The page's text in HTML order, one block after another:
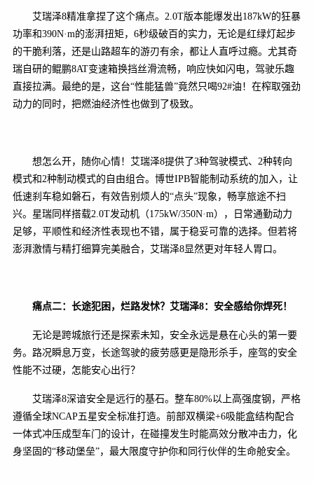
艾瑞泽8精准拿捏了这个痛点。2.0T版本能爆发出187kW的狂暴
功率和390N·m的澎湃扭矩，6秒级破百的实力，无论是红绿灯起步
的干脆利落，还是山路超车的游刃有余，都让人直呼过瘾。尤其奇
瑞自研的鲲鹏8AT变速箱换挡丝滑流畅，响应快如闪电，驾驶乐趣
直接拉满。最绝的是，这台“性能猛兽”竟然只喝92#油！在榨取强劲
动力的同时，把燃油经济性也做到了极致。
想怎么开，随你心情！艾瑞泽8提供了3种驾驶模式、2种转向
模式和2种制动模式的自由组合。博世IPB智能制动系统的加入，让
低速刹车稳如磐石，有效告别烦人的“点头”现象，畅享旅途不扫
兴。星瑞同样搭载2.0T发动机（175kW/350N·m），日常通勤动力
足够，平顺性和经济性表现也不错，属于稳妥可靠的选择。但若将
澎湃激情与精打细算完美融合，艾瑞泽8显然更对年轻人胃口。
痛点二：长途犯困 ，烂路发怵？艾瑞泽8：安全感给你焊死！
无论是跨城旅行还是探索未知，安全永远是悬在心头的第一要
务。路况瞬息万变，长途驾驶的疲劳感更是隐形杀手，座驾的安全
性能不过硬，怎能安心出行？
艾瑞泽8深谙安全是远行的基石。整车80%以上高强度钢，严格
遵循全球NCAP五星安全标准打造。前部双横梁+6吸能盒结构配合
一体式冲压成型车门的设计，在碰撞发生时能高效分散冲击力，化
身坚固的“移动堡垒”，最大限度守护你和同行伙伴的生命舱安全。